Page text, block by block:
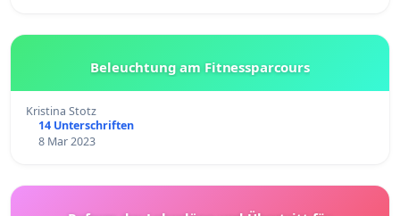
Beleuchtung am Fitnessparcours
Kristina Stotz
14 Unterschriften
8 Mar 2023